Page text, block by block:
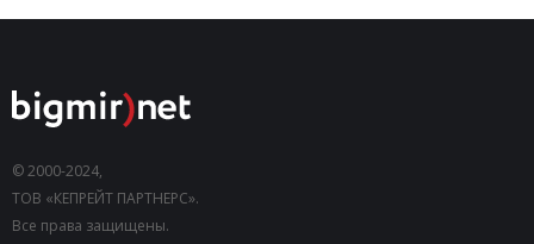
© 2000-2024,
ТОВ «КЕПРЕЙТ ПАРТНЕРС».
Все права защищены.